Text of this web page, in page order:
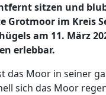
sitzen und
Grotmoor im Kreis
am 11. März
erlebbar.
das Moor in seiner
sich das Moor